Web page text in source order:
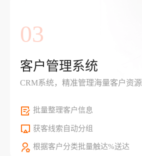
03
客户管理系统
CRM系统，精准管理海量客户资源
批量整理客户信息
获客线索自动分组
根据客户分类批量触达%送达